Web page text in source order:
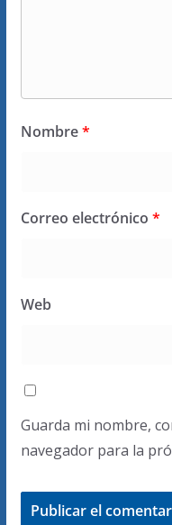
Nombre*
Correo electrónico *
Web
Guarda mi nombre,
navegador para la